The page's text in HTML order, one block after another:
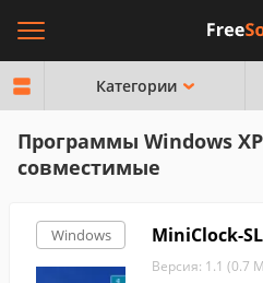
Категории
Программы Windows
совместимые
Windows MiniClock-SL
Версия: 1.1 (0.7